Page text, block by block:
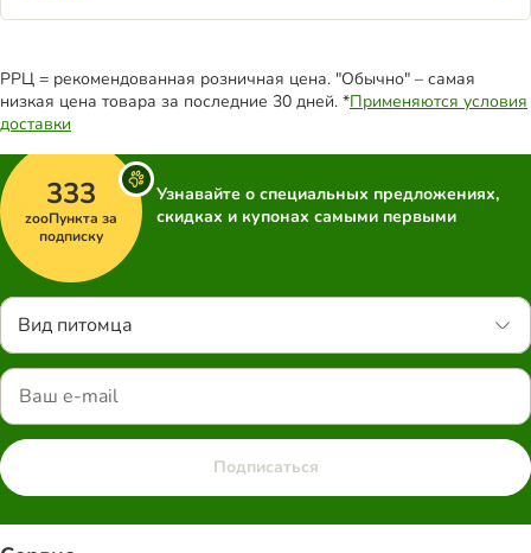
РРЦ = рекомендованная розничная цена. "Обычно" – самая
низкая цена товара за последние 30 дней. *Применяются условия
доставки
333
zooПункта за
подписку
Узнавайте о специальных предложениях,
скидках и купонах самыми первыми
Вид питомца
Подписаться